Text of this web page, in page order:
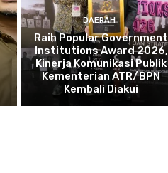
DAERAH
Raih Popular Government
Institutions Award 2026,
Kinerja Komunikasi Publik
Kementerian ATR/BPN
Kembali Diakui